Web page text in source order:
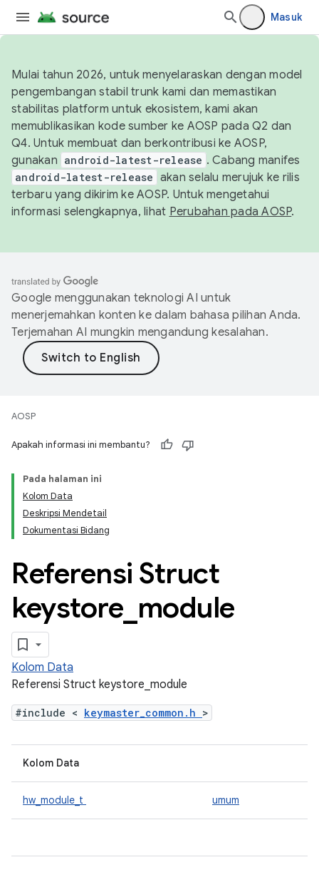
Masuk
Mulai tahun 2026, untuk menyelaraskan dengan model
pengembangan stabil trunk kami dan memastikan
stabilitas platform untuk ekosistem, kami akan
memublikasikan kode sumber ke AOSP pada Q2 dan
Q4. Untuk membuat dan berkontribusi ke AOSP,
gunakan android-latest-release . Cabang manifes
android-latest-release akan selalu merujuk ke rilis
terbaru yang dikirim ke AOSP. Untuk mengetahui
informasi selengkapnya, lihat Perubahan pada AOSP.
Google menggunakan teknologi AI untuk
menerjemahkan konten ke dalam bahasa pilihan Anda.
Terjemahan AI mungkin mengandung kesalahan.
AOSP
Apakah informasi ini membantu?
Pada halaman ini
Kolom Data
Deskripsi Mendetail
Dokumentasi Bidang
Referensi Struct
keystore module
Kolom Data
Referensi Struct keystore_module
#include < keymaster_common.h >
Kolom Data
hw_module_t umum